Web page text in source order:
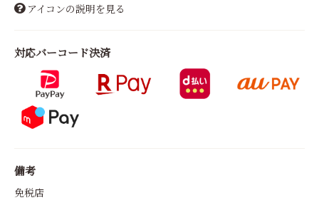
アイコンの説明を見る
対応バーコード決済
備考
免税店